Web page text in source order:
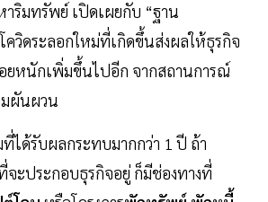
าริมทรัพย์ เปิดเผยกับ “ฐาน
ควิดระลอกใหม่ที่เกิดขึ้นส่งผลให้ธุรกิจ
ยหนักเพิ่มขึ้นไปอีก จากสถานการณ์
ผันผวน
ที่ได้รับผลกระทบมากกว่า 1 ปี ถ้า
จะประกอบธุรกิจอยู่ ก็มีช่องทางที่